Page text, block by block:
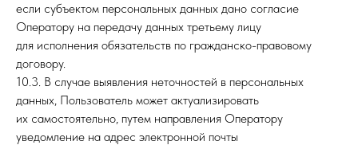
если субъектом персональных данных дано согласие
Оператору на передачу данных третьему лицу
для исполнения обязательств по гражданско-правовому
договору.
10.3. В случае выявления неточностей в персональных
данных, Пользователь может актуализировать
их самостоятельно, путем направления Оператору
уведомление на адрес электронной почты